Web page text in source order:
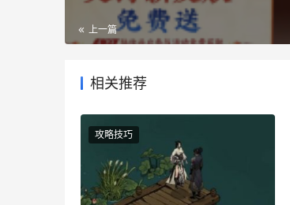
上一篇
相关推荐
攻略技巧